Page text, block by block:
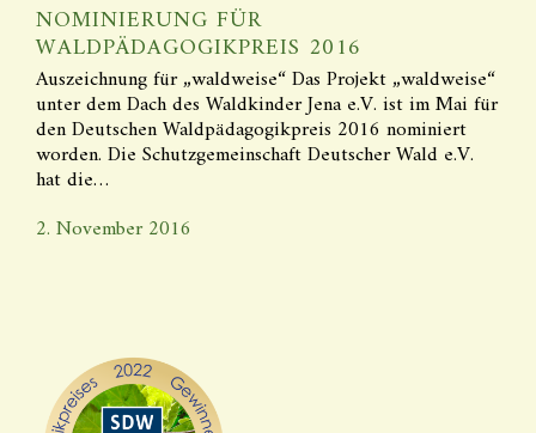
NOMINIERUNG FÜR
WALDPÄDAGOGIKPREIS 2016
Auszeichnung für „waldweise“ Das Projekt „waldweise“
unter dem Dach des Waldkinder Jena e.V. ist im Mai für
den Deutschen Waldpädagogikpreis 2016 nominiert
worden. Die Schutzgemeinschaft Deutscher Wald e.V.
hat die…
2. November 2016